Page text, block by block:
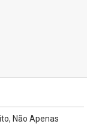
Não Apenas